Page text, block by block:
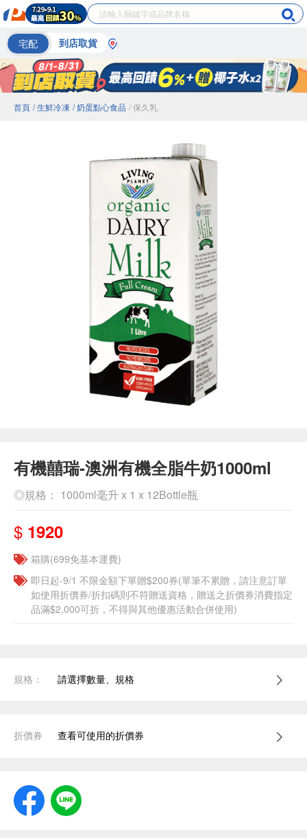
宅配 到店取貨
首頁 / 生鮮冷凍 / 奶蛋點心食品 / 保久乳
有機囍瑞-澳洲有機全脂牛奶1000ml
◎規格： 1000ml毫升 x 1 x 12Bottle瓶
$ 1920
箱購(699免基本運費)
即日起-9/1 不限金額下單贈$200券(單筆不累贈，請注意訂單
如使用折價券/折扣碼則不符贈送資格，贈送之折價券消費指定
品滿$2,000可折，不得與其他優惠活動合併使用)
規格： 請選擇數量、規格
折價券 查看可使用的折價券